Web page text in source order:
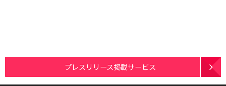
プレスリリース掲載サービス